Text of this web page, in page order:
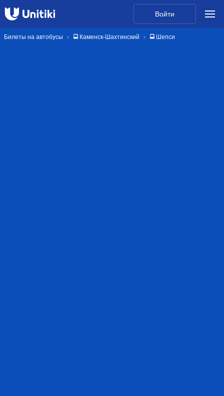
Войти
Билеты на автобусы 🚍 Каменск-Шахтинский 🚍 Шепси